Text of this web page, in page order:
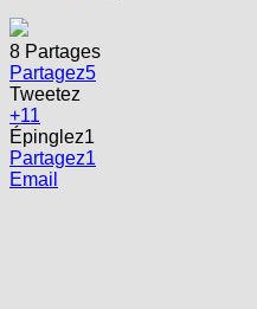
8 Partages
Partagez5
Tweetez
+11
Épinglez1
Partagez1
Email